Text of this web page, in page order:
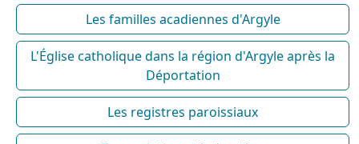
Les familles acadiennes d'Argyle
L'Église catholique dans la région d'Argyle après la
Déportation
Les registres paroissiaux